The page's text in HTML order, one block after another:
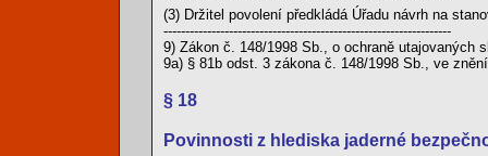
(3) Držitel povolení předkládá Úřadu návrh na
------------------------------------------------------------------
9) Zákon č. 148/1998 Sb., o ochraně
9a) § 81b odst. 3 zákona č. 148/1998 Sb., ve
§ 18
Povinnosti z hlediska jaderné